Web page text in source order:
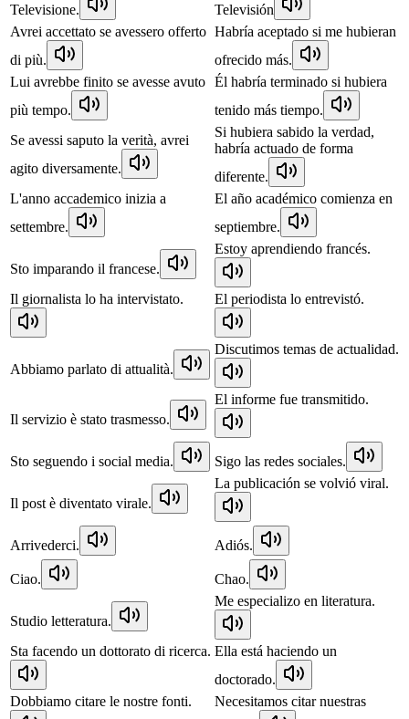
Televisione.
Televisión
Avrei accettato se avessero offerto
di più.
Habría aceptado si me hubieran
ofrecido más.
Lui avrebbe finito se avesse avuto
più tempo.
Él habría terminado si hubiera
tenido más tiempo.
Se avessi saputo la verità, avrei
agito diversamente.
Si hubiera sabido la verdad,
habría actuado de forma
diferente.
L'anno accademico inizia a
settembre.
El año académico comienza en
septiembre.
Sto imparando il francese.
Estoy aprendiendo francés.
Il giornalista lo ha intervistato. El periodista lo entrevistó.
Abbiamo parlato di attualità.
Discutimos temas de actualidad.
Il servizio è stato trasmesso.
El informe fue transmitido.
Sto seguendo i social media. Sigo las redes sociales.
Il post è diventato virale.
La publicación se volvió viral.
Arrivederci. Adiós.
Ciao. Chao.
Studio letteratura.
Me especializo en literatura.
Sta facendo un dottorato di ricerca. Ella está haciendo un
doctorado.
Dobbiamo citare le nostre fonti.
Necesitamos citar nuestras